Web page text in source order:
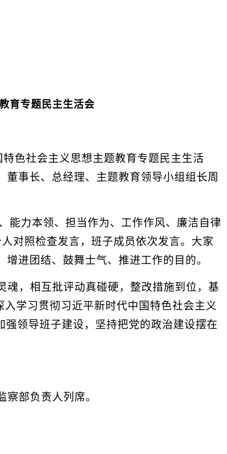
育专题民主生活会
色社会主义思想主题教育专题民主生活
事长、总经理、 主题教育领导小组组长周
能力本领、担当作为、工作作风、廉洁自律
对照检查发言，班子成员依次发言。大家
进团结、鼓舞士气、推进工作的目的。
魂，相互批评动真碰硬，整改措施到位，基
入学习贯彻习近平新时代中国特色社会主义
领导班子建设， 坚持把党的政治建设摆在
部负责人列席。